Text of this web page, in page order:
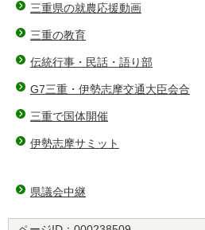
三重県の就農応援動画
三重の教育
伝統行事・民話・語り部
G7三重・伊勢志摩交通大臣会合
三重で国体開催
伊勢志摩サミット
県議会中継